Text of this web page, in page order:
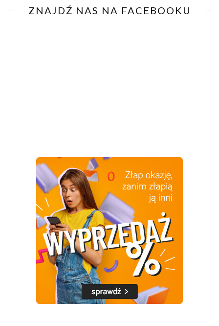
ZNAJDŹ NAS NA FACEBOOKU